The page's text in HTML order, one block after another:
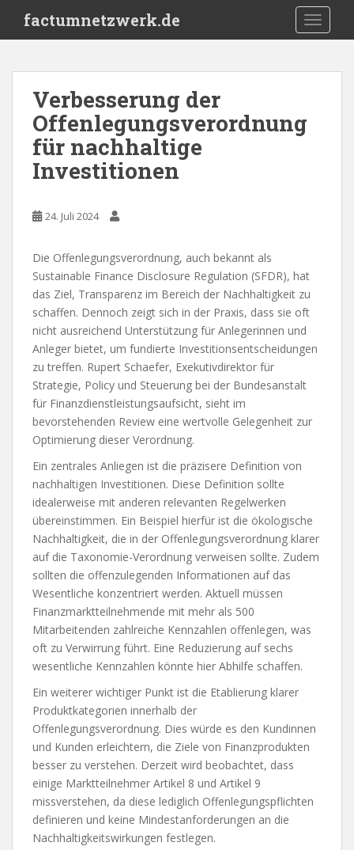
i
factumnetzwerk.de
Verbesserung der
Offenlegungsverordnung
für nachhaltige
Investitionen
24. Juli 2024
Die Offenlegungsverordnung, auch bekannt als
Sustainable Finance Disclosure Regulation (SFDR), hat
das Ziel, Transparenz im Bereich der Nachhaltigkeit zu
schaffen. Dennoch zeigt sich in der Praxis, dass sie oft
nicht ausreichend Unterstützung für Anlegerinnen und
Anleger bietet, um fundierte Investitionsentscheidungen
zu treffen. Rupert Schaefer, Exekutivdirektor für
Strategie, Policy und Steuerung bei der Bundesanstalt
für Finanzdienstleistungsaufsicht, sieht im
bevorstehenden Review eine wertvolle Gelegenheit zur
Optimierung dieser Verordnung.
Ein zentrales Anliegen ist die präzisere Definition von
nachhaltigen Investitionen. Diese Definition sollte
idealerweise mit anderen relevanten Regelwerken
übereinstimmen. Ein Beispiel hierfür ist die ökologische
Nachhaltigkeit, die in der Offenlegungsverordnung klarer
auf die Taxonomie-Verordnung verweisen sollte. Zudem
sollten die offenzulegenden Informationen auf das
Wesentliche konzentriert werden. Aktuell müssen
Finanzmarktteilnehmende mit mehr als 500
Mitarbeitenden zahlreiche Kennzahlen offenlegen, was
oft zu Verwirrung führt. Eine Reduzierung auf sechs
wesentliche Kennzahlen könnte hier Abhilfe schaffen.
Ein weiterer wichtiger Punkt ist die Etablierung klarer
Produktkategorien innerhalb der
Offenlegungsverordnung. Dies würde es den Kundinnen
und Kunden erleichtern, die Ziele von Finanzprodukten
besser zu verstehen. Derzeit wird beobachtet, dass
einige Marktteilnehmer Artikel 8 und Artikel 9
missverstehen, da diese lediglich Offenlegungspflichten
definieren und keine Mindestanforderungen an die
Nachhaltigkeitswirkungen festlegen.